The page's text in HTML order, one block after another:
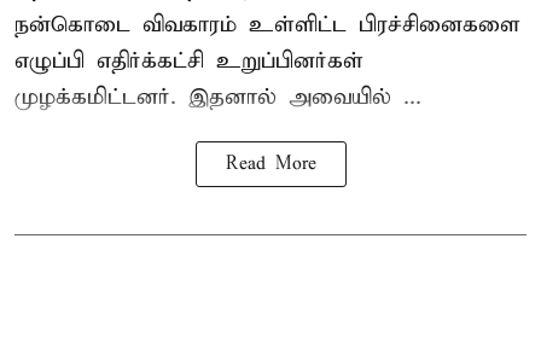
நன்கொடை விவகாரம் உள்ளிட்ட பிரச்சினைகளை
எழுப்பி எதிர்க்கட்சி உறுப்பினர்கள்
முழக்கமிட்டனர். இதனால் அவையில் ...
Read More